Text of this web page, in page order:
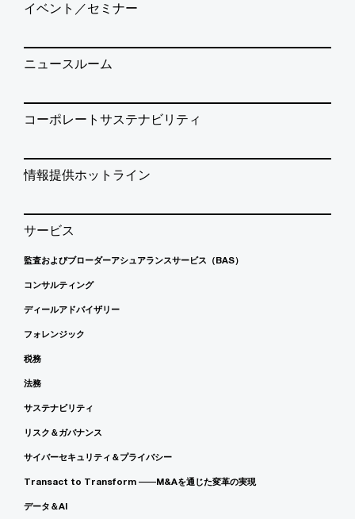
イベント／セミナー
ニュースルーム
コーポレートサステナビリティ
情報提供ホットライン
サービス
監査およびブローダーアシュアランスサービス（BAS）
コンサルティング
ディールアドバイザリー
フォレンジック
税務
法務
サステナビリティ
リスク＆ガバナンス
サイバーセキュリティ＆プライバシー
Transact to Transform ――M&Aを通じた変革の実現
データ＆AI